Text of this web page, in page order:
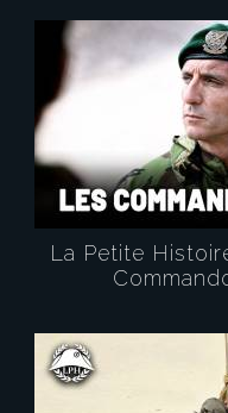
La Petite